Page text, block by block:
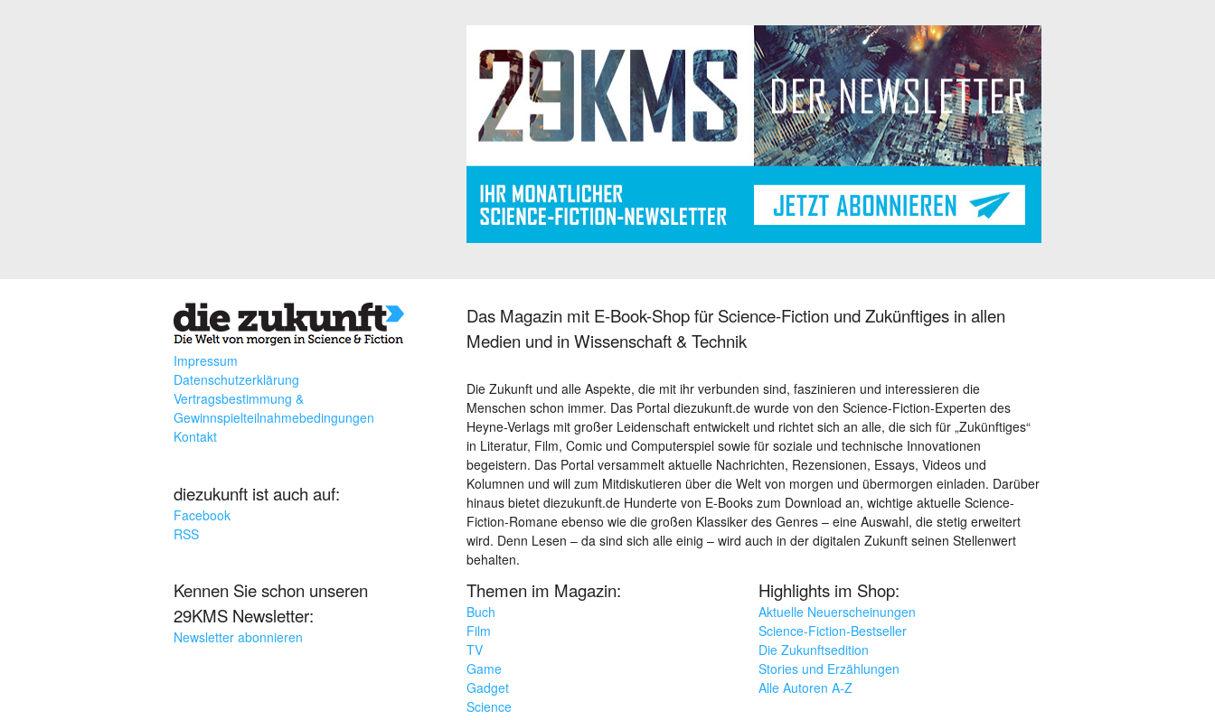
Impressum
Datenschutzerklärung
Vertragsbestimmung &
Gewinnspielteilnahmebedingungen
Kontakt
diezukunft ist auch auf:
Facebook
RSS
Kennen Sie schon unseren
29KMS Newsletter:
Newsletter abonnieren
Das Magazin mit E-Book-Shop für Science-Fiction und Zukünftiges in allen
Medien und in Wissenschaft & Technik
Die Zukunft und alle Aspekte, die mit ihr verbunden sind, faszinieren und interessieren die
Menschen schon immer. Das Portal diezukunft.de wurde von den Science-Fiction-Experten des
Heyne-Verlags mit großer Leidenschaft entwickelt und richtet sich an alle, die sich für „Zukünftiges“
in Literatur, Film, Comic und Computerspiel sowie für soziale und technische Innovationen
begeistern. Das Portal versammelt aktuelle Nachrichten, Rezensionen, Essays, Videos und
Kolumnen und will zum Mitdiskutieren über die Welt von morgen und übermorgen einladen. Darüber
hinaus bietet diezukunft.de Hunderte von E-Books zum Download an, wichtige aktuelle Science-
Fiction-Romane ebenso wie die großen Klassiker des Genres – eine Auswahl, die stetig erweitert
wird. Denn Lesen – da sind sich alle einig – wird auch in der digitalen Zukunft seinen Stellenwert
behalten.
Themen im Magazin:
Buch
Film
TV
Game
Gadget
Science
Highlights im Shop:
Aktuelle Neuerscheinungen
Science-Fiction-Bestseller
Die Zukunftsedition
Stories und Erzählungen
Alle Autoren A-Z